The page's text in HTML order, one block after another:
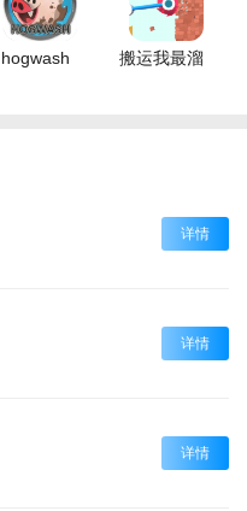
hogwash 搬运我最溜
详情
详情
详情